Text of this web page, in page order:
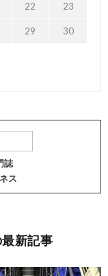
22 23
29 30
誌
ス
新記事